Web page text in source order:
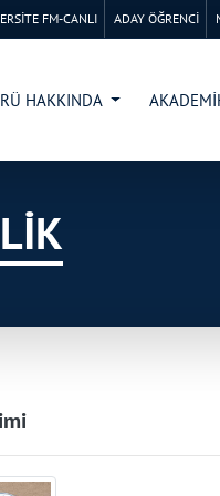
FM-CANLI ADAY ÖĞRENCİ
HAKKINDA